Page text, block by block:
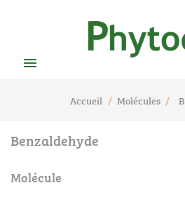

Accueil Molécules
Benzaldehyde
Molécule